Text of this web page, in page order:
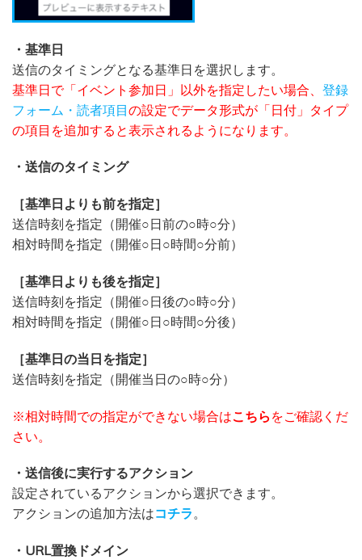
・基準日
送信のタイミングとなる基準日を選択します。
基準日で「イベント参加日」以外を指定したい場合、 登録
フォーム・読者項目の設定でデータ形式が「日付」タイプ
の項目を追加すると表示されるようになります。
・送信のタイミング
［基準日よりも前を指定］
送信時刻を指定（開催○日前の○時○分）
相対時間を指定（開催○日○時間○分前）
［基準日よりも後を指定］
送信時刻を指定（開催○日後の○時○分）
相対時間を指定（開催○日○時間○分後）
［基準日の当日を指定］
送信時刻を指定（開催当日の○時○分）
※相対時間での指定ができない場合はこちら をご確認くだ
さい。
・送信後に実行するアクション
設定されているアクションから選択できます。
アクションの追加方法はコチラ。
・URL置換ドメイン